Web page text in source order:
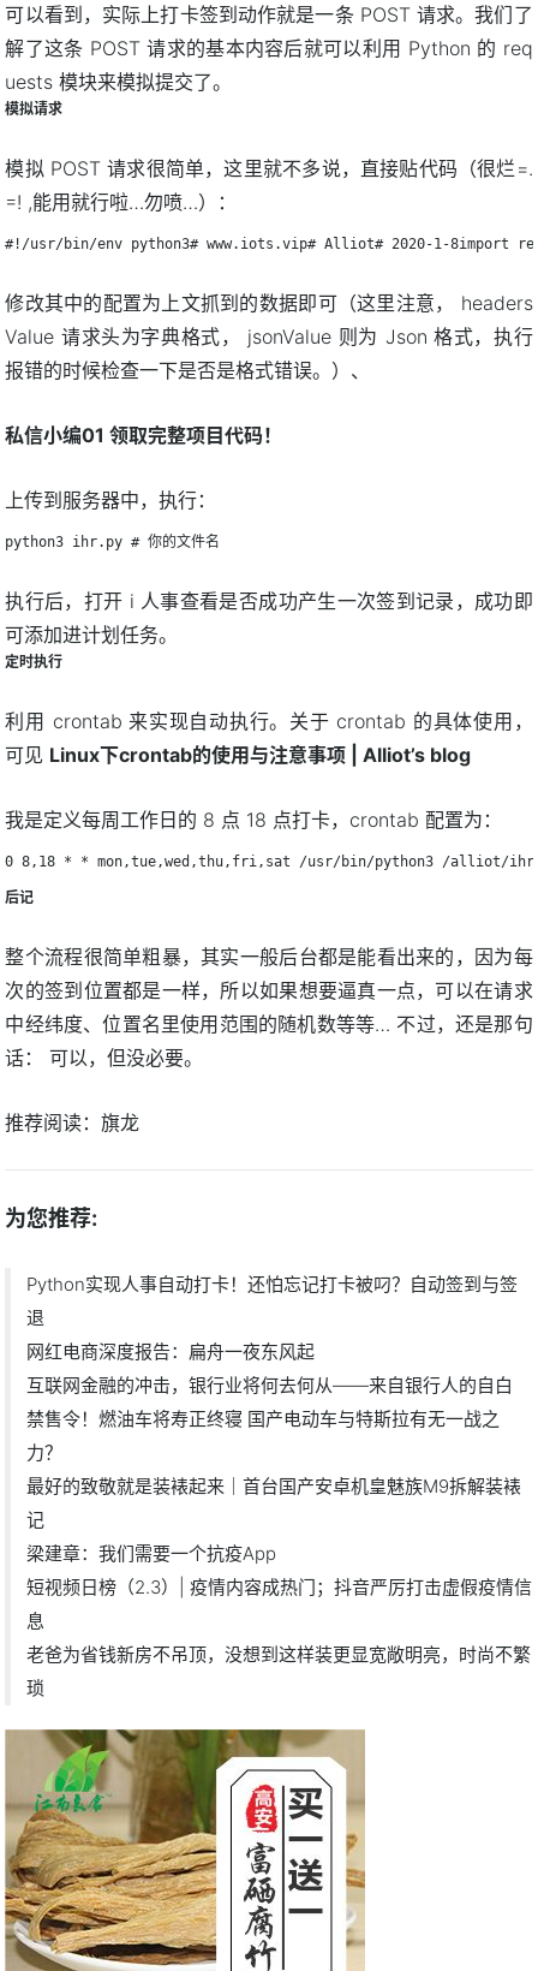
可以看到，实际上打卡签到动作就是一条 POST 请求。我们了
解了这条 POST 请求的基本内容后就可以利用 Python 的 req
uests 模块来模拟提交了。
模拟请求
模拟 POST 请求很简单，这里就不多说，直接贴代码（很烂=.
=! ,能用就行啦…勿喷…）：
#!/usr/bin/env python3# www.iots.vip# Alliot# 2020-1-8import
修改其中的配置为上文抓到的数据即可（这里注意， headers
Value 请求头为字典格式， jsonValue 则为 Json 格式，执行
报错的时候检查一下是否是格式错误。）、
私信小编01 领取完整项目代码！
上传到服务器中，执行：
python3 ihr.py # 你的文件名
执行后，打开 i 人事查看是否成功产生一次签到记录，成功即
可添加进计划任务。
定时执行
利用 crontab 来实现自动执行。关于 crontab 的具体使用，
可见 Linux下crontab的使用与注意事项 | Alliot’s blog
我是定义每周工作日的 8 点 18 点打卡，crontab 配置为：
0 8,18 * * mon,tue,wed,thu,fri,sat /usr/bin/python3 /alliot/
后记
整个流程很简单粗暴，其实一般后台都是能看出来的，因为每
次的签到位置都是一样，所以如果想要逼真一点，可以在请求
中经纬度、位置名里使用范围的随机数等等… 不过，还是那句
话： 可以，但没必要。
推荐阅读：旗龙
为您推荐:
Python实现人事自动打卡！还怕忘记打卡被叼？自动签到与签
退
网红电商深度报告：扁舟一夜东风起
互联网金融的冲击，银行业将何去何从——来自银行人的自白
禁售令！燃油车将寿正终寝 国产电动车与特斯拉有无一战之
力？
最好的致敬就是装裱起来｜首台国产安卓机皇魅族M9拆解装裱
记
梁建章：我们需要一个抗疫App
短视频日榜（2.3）| 疫情内容成热门；抖音严厉打击虚假疫情信
息
老爸为省钱新房不吊顶，没想到这样装更显宽敞明亮，时尚不繁
琐